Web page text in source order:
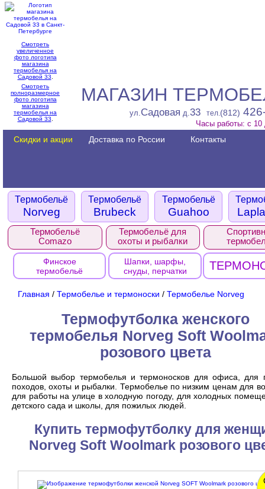
Смотреть
увеличенное
фото логотипа
магазина
термобелья на
Садовой 33
Смотреть
полноразмерное
фото логотипа
магазина
термобелья на
Садовой 33
МАГАЗИН
тел. (812)
ул.Садовая д.33
Часы работы: с 10
Скидки и акции Доставка по России Контакты
Термобельё
Comazo
Термобельё для
охоты и рыбалки
Финское
термобельё
Шапки, шарфы,
снуды, перчатки
Главная / Термобелье и термоноски / Термобелье Norveg
Термофутболка женского
термобелья Norveg Soft
розового цвета
Большой выбор термобелья и термоносков для офиса, для
походов, охоты и рыбалки. Термобелье по низким ценам для
для работы на улице в холодную погоду, для холодных
детского сада и школы, для пожилых людей.
Купить термофутболку для
Norveg Soft Woolmark розового
Термобельё
Norveg
Термобельё
Brubeck
Термобельё
Guahoo